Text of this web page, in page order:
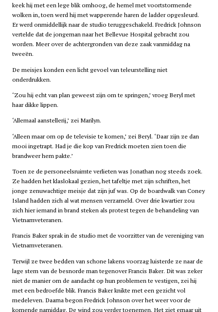
keek hij met een lege blik omhoog, de hemel met voortstormende
wolken in, toen werd hij met wapperende haren de ladder opgesleurd.
Er werd onmiddellijk naar de studio teruggeschakeld. Fredrick Johnson
vertelde dat de jongeman naar het Bellevue Hospital gebracht zou
worden. Meer over de achtergronden van deze zaak vanmiddag na
tweeën.
De meisjes konden een licht gevoel van teleurstelling niet
onderdrukken.
‘Zou hij echt van plan geweest zijn om te springen,’ vroeg Beryl met
haar dikke lippen.
‘Allemaal aanstellerij,’ zei Marilyn.
‘Alleen maar om op de televisie te komen,’ zei Beryl. ‘Daar zijn ze dan
mooi ingetrapt. Had je die kop van Fredrick moeten zien toen die
brandweer hem pakte.’
Toen ze de personeelsruimte verlieten was Jonathan nog steeds zoek.
Ze hadden het klaslokaal gezien, het tafeltje met zijn schriften, het
jonge zenuwachtige meisje dat zijn juf was. Op de boardwalk van Coney
Island hadden zich al wat mensen verzameld. Over drie kwartier zou
zich hier iemand in brand steken als protest tegen de behandeling van
Vietnamveteranen.
Francis Baker sprak in de studio met de voorzitter van de vereniging van
Vietnamveteranen.
Terwijl ze twee bedden van schone lakens voorzag luisterde ze naar de
lage stem van de besnorde man tegenover Francis Baker. Dit was zeker
niet de manier om de aandacht op hun problemen te vestigen, zei hij
met een bedroefde blik. Francis Baker knikte met een gezicht vol
medeleven. Daarna begon Fredrick Johnson over het weer voor de
komende namiddag. De wind zou verder toenemen. Het ziet ernaar uit